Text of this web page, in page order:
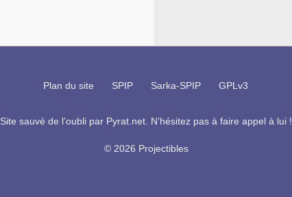
Plan du site SPIP Sarka-SPIP GPLv3
Site sauvé de l’oubli par Pyrat.net . N’hésitez pas à faire appel à lui !
© 2026 Projectibles